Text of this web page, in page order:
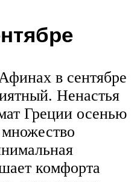
в сентябре
Ненастья
Греции осенью
множество
комфорта